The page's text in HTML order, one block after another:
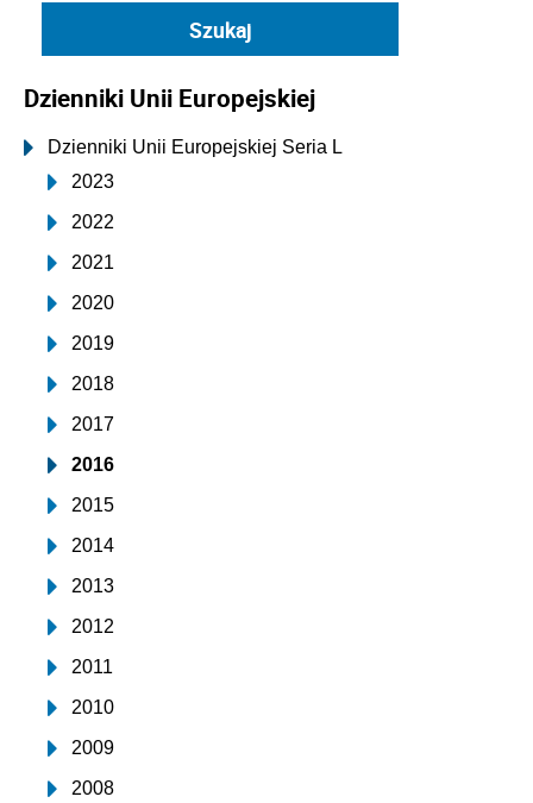
Dzienniki Unii Europejskiej
Dzienniki Unii Europejskiej Seria L
2023
2022
2021
2020
2019
2018
2017
2016
2015
2014
2013
2012
2011
2010
2009
2008